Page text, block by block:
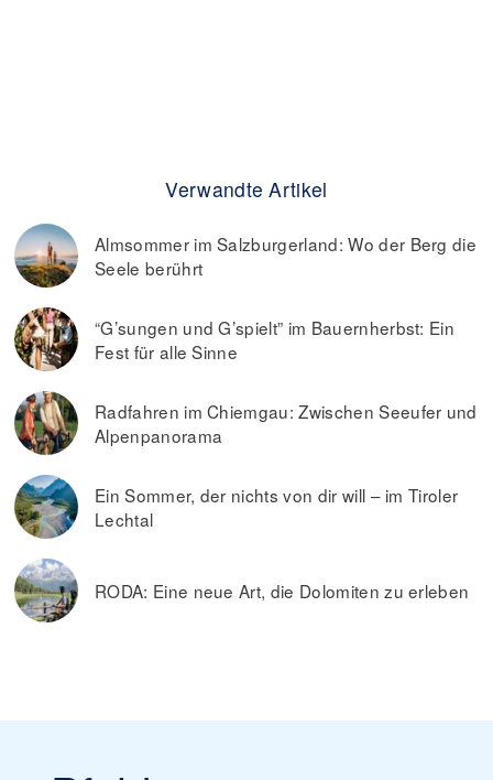
Verwandte Artikel
Almsommer im Salzburgerland: Wo der Berg die
Seele berührt
“G’sungen und G’spielt” im Bauernherbst: Ein
Fest für alle Sinne
Radfahren im Chiemgau: Zwischen Seeufer und
Alpenpanorama
Ein Sommer, der nichts von dir will – im Tiroler
Lechtal
RODA: Eine neue Art, die Dolomiten zu erleben